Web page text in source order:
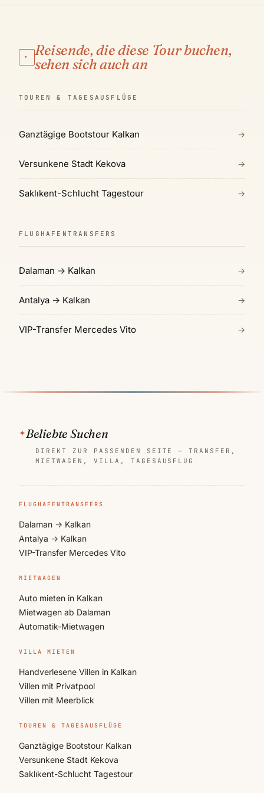
▸
Reisende, die diese Tour buchen,
sehen sich auch an
TOUREN & TAGESAUSFLÜGE
Ganztägige Bootstour Kalkan →
Versunkene Stadt Kekova →
Saklıkent-Schlucht Tagestour →
FLUGHAFENTRANSFERS
Dalaman → Kalkan →
Antalya → Kalkan →
VIP-Transfer Mercedes Vito →
Beliebte Suchen
DIREKT ZUR PASSENDEN SEITE — TRANSFER,
MIETWAGEN, VILLA, TAGESAUSFLUG
FLUGHAFENTRANSFERS
Dalaman → Kalkan
Antalya → Kalkan
VIP-Transfer Mercedes Vito
MIETWAGEN
Auto mieten in Kalkan
Mietwagen ab Dalaman
Automatik-Mietwagen
VILLA MIETEN
Handverlesene Villen in Kalkan
Villen mit Privatpool
Villen mit Meerblick
TOUREN & TAGESAUSFLÜGE
Ganztägige Bootstour Kalkan
Versunkene Stadt Kekova
Saklıkent-Schlucht Tagestour